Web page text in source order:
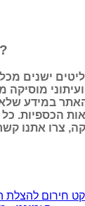
מעוניינים לסייע?
ישנים
ועיתוני
במידע שלא
הכספיות. כל
צרו אתנו
חירום